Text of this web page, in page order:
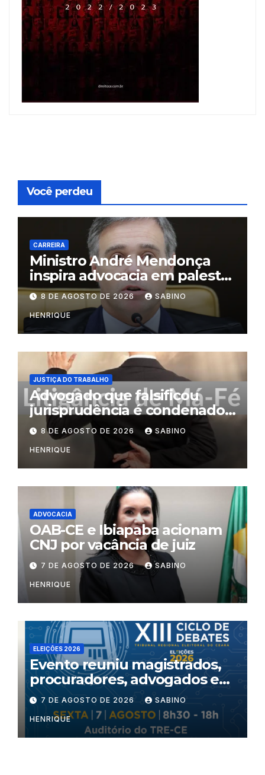
Você perdeu
CARREIRA
Ministro André Mendonça
inspira advocacia em palestra
na OAB do Rio
8 DE AGOSTO DE 2026 SABINO
HENRIQUE
JUSTIÇA DO TRABALHO
Advogado que falsificou
jurisprudência é condenado
por litigância de má-fé
8 DE AGOSTO DE 2026 SABINO
HENRIQUE
ADVOCACIA
OAB-CE e Ibiapaba acionam
CNJ por vacância de juiz
7 DE AGOSTO DE 2026 SABINO
HENRIQUE
ELEIÇÕES 2026
Evento reuniu magistrados,
procuradores, advogados e
especialistas para debater
inteligência artificial,
criminalidade organizada e
violência política de gênero
7 DE AGOSTO DE 2026 SABINO
HENRIQUE